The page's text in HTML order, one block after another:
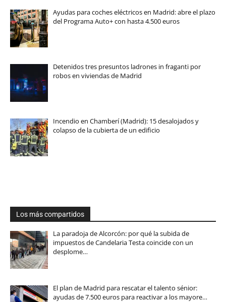
Ayudas para coches eléctricos en Madrid: abre el plazo
del Programa Auto+ con hasta 4.500 euros
Detenidos tres presuntos ladrones in fraganti por
robos en viviendas de Madrid
Incendio en Chamberí (Madrid): 15 desalojados y
colapso de la cubierta de un edificio
Los más compartidos
La paradoja de Alcorcón: por qué la subida de
impuestos de Candelaria Testa coincide con un
desplome…
El plan de Madrid para rescatar el talento sénior:
ayudas de 7.500 euros para reactivar a los mayore…